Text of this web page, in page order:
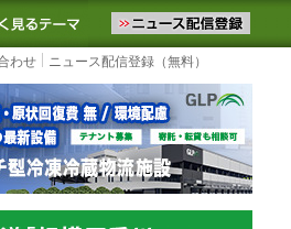
をお届けします。物流ニュース
に入りに追加 よく見るテーマ
わせ ニュース配信登録（無料）